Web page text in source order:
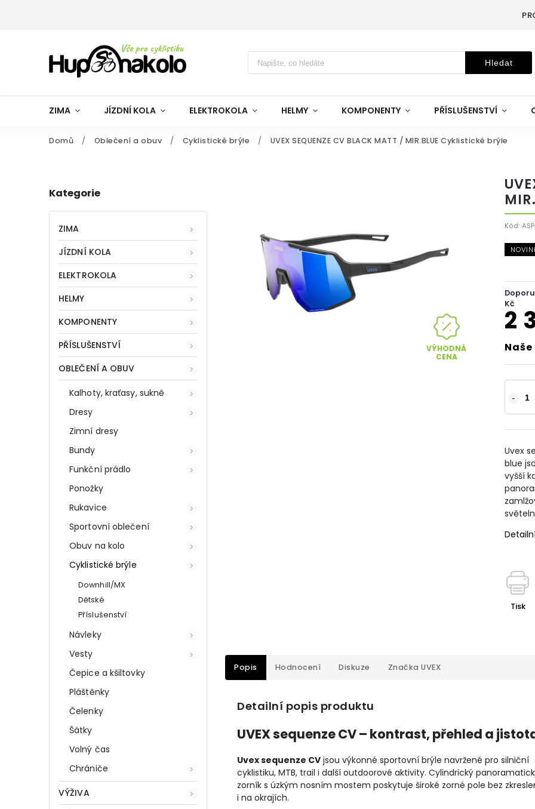
Hledat
ZIMA JÍZDNÍ KOLA ELEKTROKOLA HELMY KOMPONENTY PŘÍSLUŠENSTVÍ
Domů / Oblečení a obuv / Cyklistické brýle / UVEX SEQUENZE CV BLACK MATT / MIR.BLUE Cyklistické brýle
Kategorie
ZIMA
JÍZDNÍ KOLA
ELEKTROKOLA
HELMY
KOMPONENTY
PŘÍSLUŠENSTVÍ
OBLEČENÍ A OBUV
Kalhoty, kraťasy, sukně
Dresy
Zimní dresy
Bundy
Funkční prádlo
Ponožky
Rukavice
Sportovní oblečení
Obuv na kolo
Cyklistické brýle
Downhill/MX
Dětské
Příslušenství
Návleky
Vesty
Čepice a kšiltovky
Pláštěnky
Čelenky
Šátky
Volný čas
Chrániče
VÝŽIVA
VÝHODNÁ
CENA
Kód:
Kč
2
Uvex
blue
vyšší
Tisk
Popis Hodnocení Diskuze Značka UVEX
Detailní popis produktu
UVEX sequenze CV – kontrast, přehled a
Uvex sequenze CV jsou výkonné sportovní brýle navržené pro silniční
cyklistiku, MTB, trail i další outdoorové aktivity. Cylindrický
zorník s úzkým nosním mostem poskytuje široké zorné pole bez
i na okrajích.